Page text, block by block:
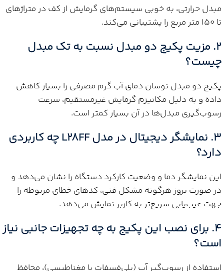
مبدل حرارتی، به خوبی سیستم‌های گرمایش از کف در متراژهای
تا ۱۵۰ متر مربع را پشتیبانی می‌کند.
۲. مزیت پکیج دو مبدل نسبت به تک مبدل
چیست؟
پکیج دو مبدل نوسان دمای آب گرم مصرفی را بسیار کاهش
داده و به دلیل مکانیزم گرمایش غیرمستقیم، سرعت
رسوب‌گیری مبدل‌ها در آن بسیار کمتر است.
۳. نمایشگر دیجیتال در مدل L28FF چه کاربردی
دارد؟
این نمایشگر دما و وضعیت کارکرد دستگاه را نشان می‌دهد و
در صورت بروز هرگونه مشکل فنی، کدهای خطای مربوطه را
جهت عیب‌یابی سریع‌تر به کاربر نمایش می‌دهد.
۴. برای نصب این پکیج به چه تجهیزات جانبی نیاز
است؟
استفاده از رسوب‌گیر آب (پلی‌فسفات یا مغناطیسی)، محافظ